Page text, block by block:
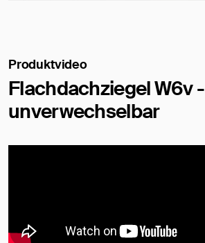
Produktvideo
Flachdachziegel W6v -
unverwechselbar